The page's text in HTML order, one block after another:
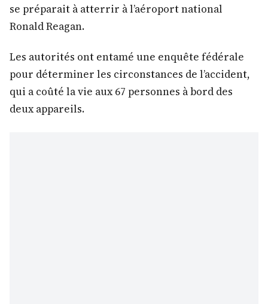
se préparait à atterrir à l’aéroport national
Ronald Reagan.
Les autorités ont entamé une enquête fédérale
pour déterminer les circonstances de l’accident,
qui a coûté la vie aux 67 personnes à bord des
deux appareils.